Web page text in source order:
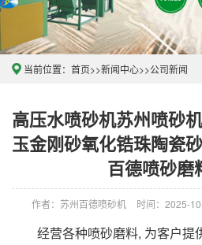
当前位置： 首页>>新闻中心>>公司新闻
高压水喷砂机苏州喷砂
玉金刚砂氧化锆珠陶瓷
百德喷砂磨
作者：苏州百德喷砂机 时间：2025-
经营各种喷砂磨料, 为客户提